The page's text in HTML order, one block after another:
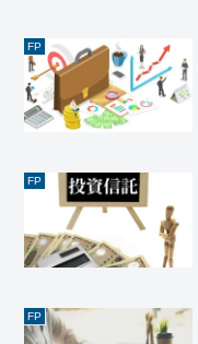
FP
FP
FP